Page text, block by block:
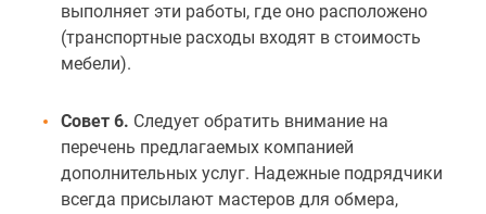
выполняет эти работы, где оно расположено
(транспортные расходы входят в стоимость
мебели).
Совет 6. Следует обратить внимание на
перечень предлагаемых компанией
дополнительных услуг. Надежные подрядчики
всегда присылают мастеров для обмера,